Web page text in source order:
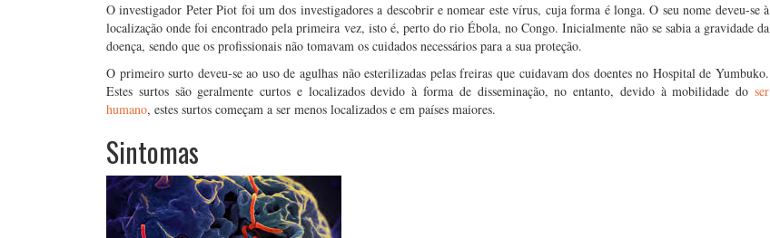
O investigador Peter Piot foi um dos investigadores a descobrir e nomear este vírus, cuja forma é longa. O seu nome deveu-se à
localização onde foi encontrado pela primeira vez, isto é, perto do rio Ébola, no Congo. Inicialmente não se sabia a gravidade da
doença, sendo que os profissionais não tomavam os cuidados necessários para a sua proteção.
O primeiro surto deveu-se ao uso de agulhas não esterilizadas pelas freiras que cuidavam dos doentes no Hospital de Yumbuko.
Estes surtos são geralmente curtos e localizados devido à forma de disseminação, no entanto, devido à mobilidade do ser
humano, estes surtos começam a ser menos localizados e em países maiores.
Sintomas